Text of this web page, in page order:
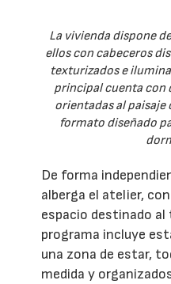
La vivienda dispone
ellos con cabeceros
texturizados e
principal cuenta con
orientadas al paisaje
formato diseñado
De forma
alberga el atelier,
espacio destinado
programa incluye
una zona de estar,
medida y